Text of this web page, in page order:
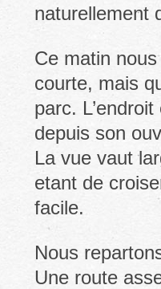
naturellement
Ce matin
courte, mais
parc.
depuis son
La vue vaut
etant de
facile.
Nous
Une route